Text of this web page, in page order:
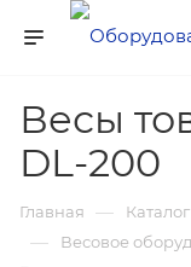
Весы
DL-200
Главная — Каталог
— Весовое